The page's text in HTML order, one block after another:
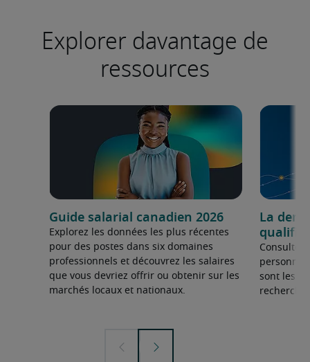
Explorer davantage de
ressources
Guide salarial canadien 2026
Explorez les données les plus récentes
pour des postes dans six domaines
professionnels et découvrez les salaires
que vous devriez offrir ou obtenir sur les
marchés locaux et nationaux.
La
qualifié
Consultez
personnel
sont les